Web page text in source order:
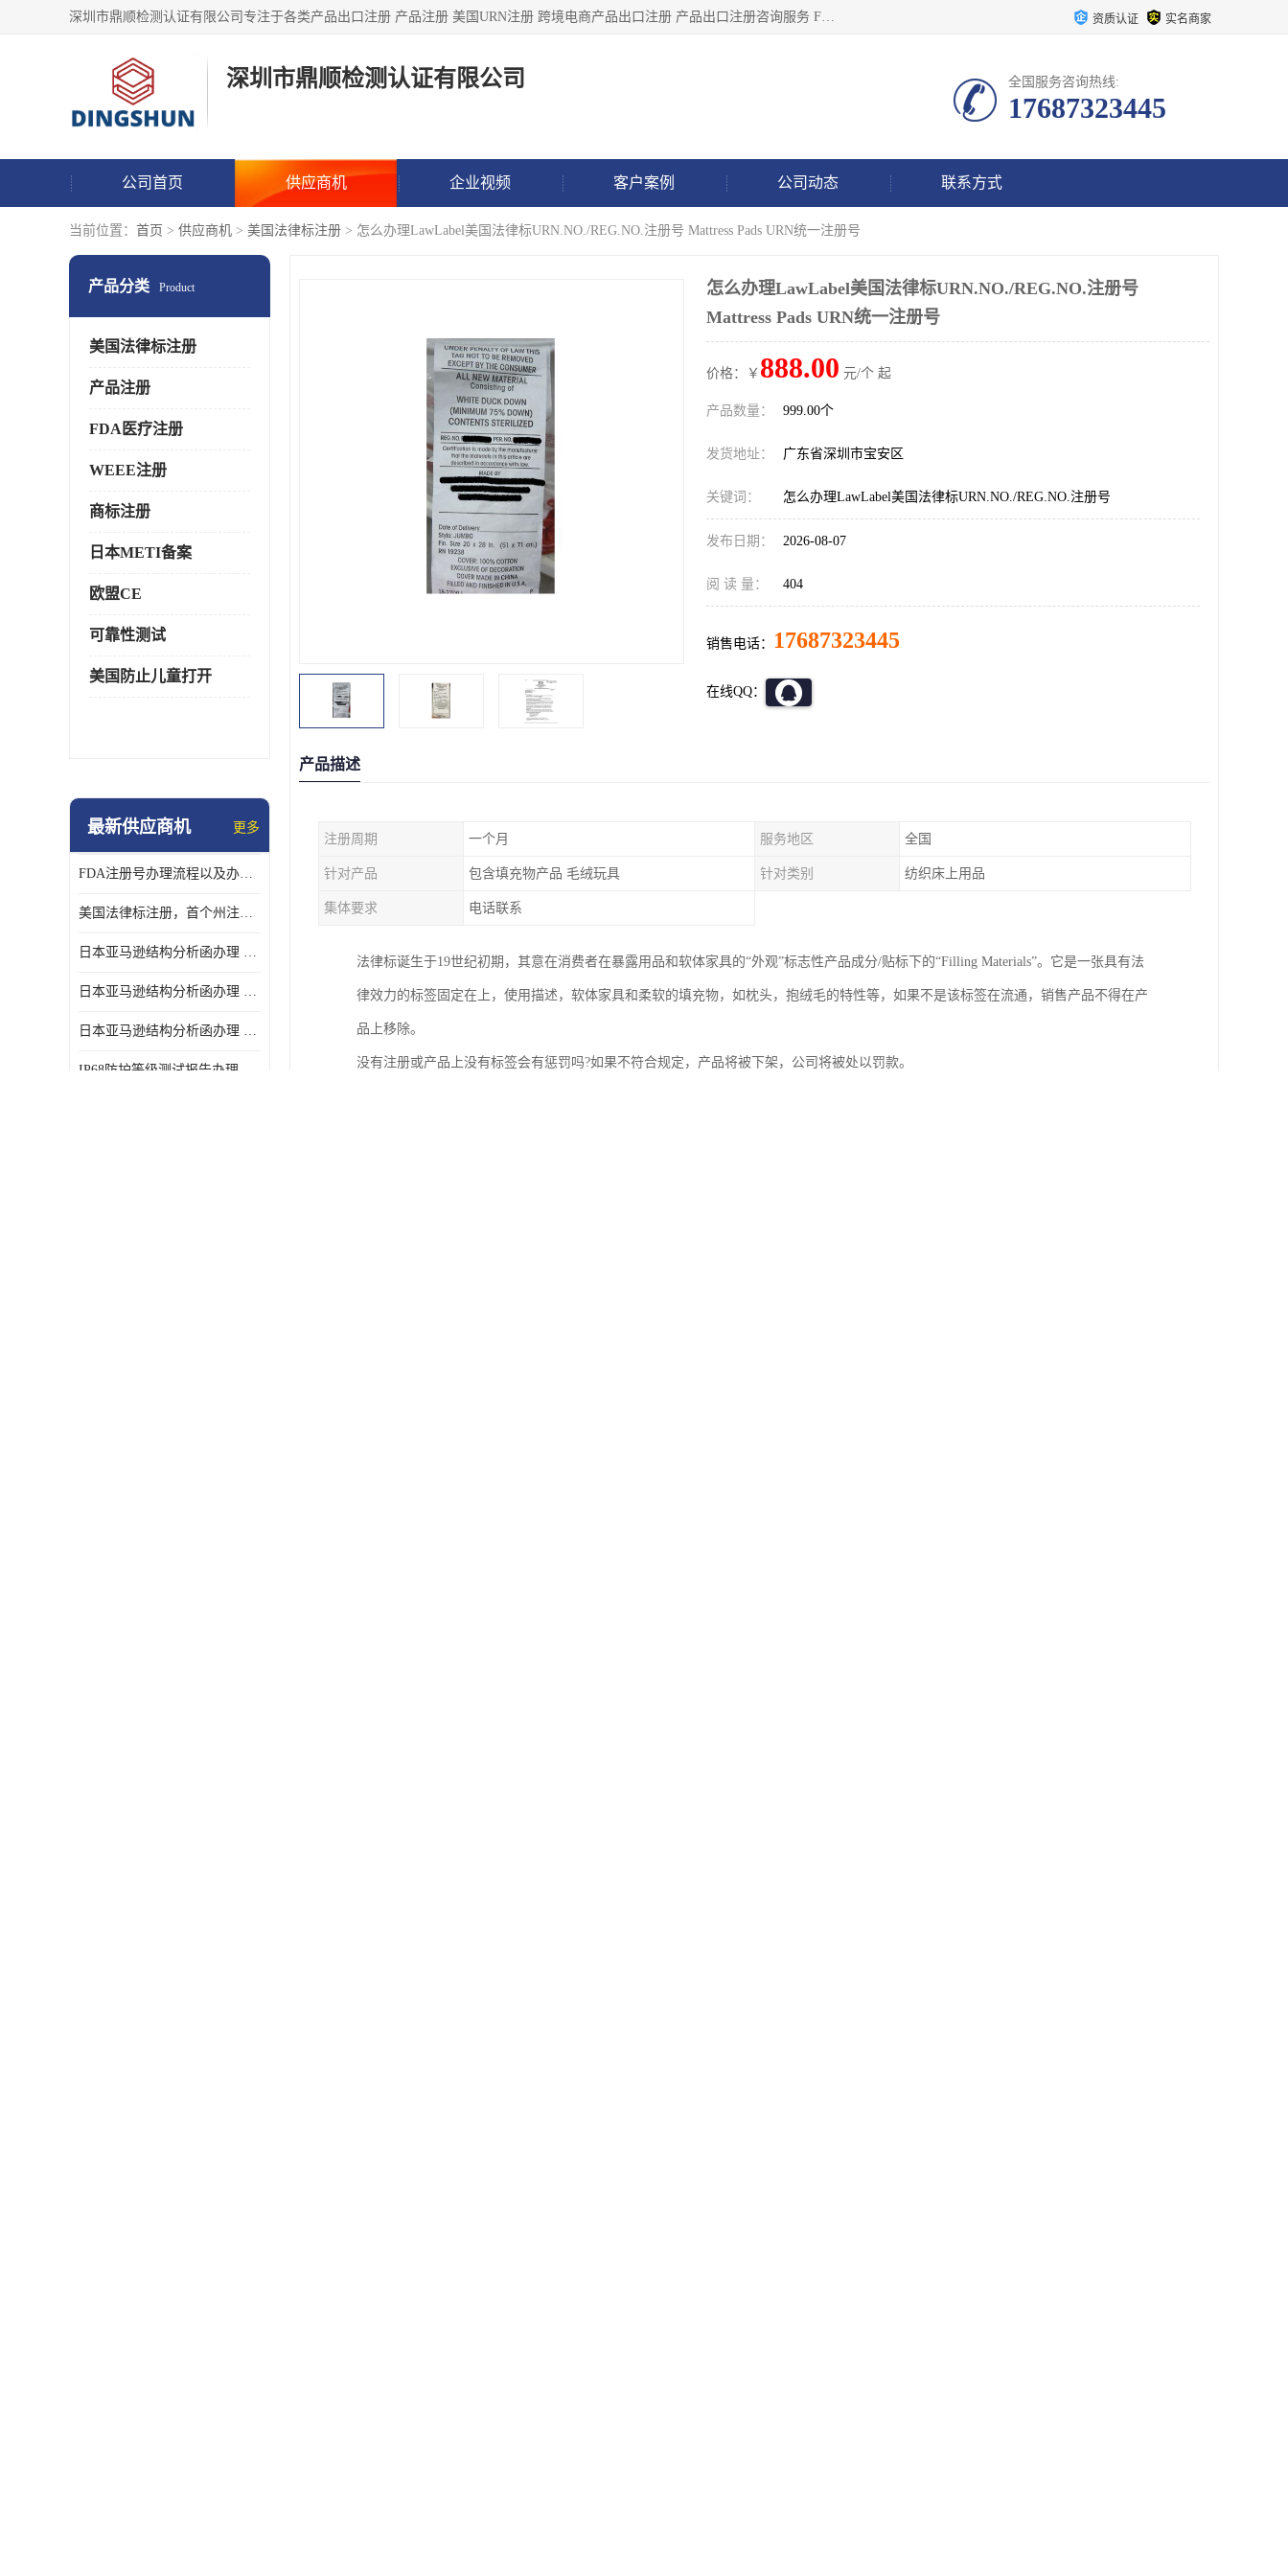
深圳市鼎顺检测认证有限公司专注于各类产品出口注册 产品注册 美国URN注册 跨境电商产品出口注册 产品出口注册咨询服务 FDA食品注册等我们是一家商务服务公司，为客户提供商标注册，本公司实力雄厚，能满足客户多种需求。 资质认证 实名商家
深圳市鼎顺检测认证有限公司 全国服务咨询热线:
17687323445
公司首页 供应商机 企业视频 客户案例 公司动态 联系方式
当前位置： 首页 > 供应商机 > 美国法律标注册 > 怎么办理LawLabel美国法律标URN.NO./REG.NO.注册号 Mattress Pads URN统一注册号
产品分类 Product
美国法律标注册
产品注册
FDA医疗注册
WEEE注册
商标注册
日本METI备案
欧盟CE
可靠性测试
美国防止儿童打开
最新供应商机 更多
FDA注册号办理流程以及办理周期是多久
美国法律标注册，首个州注册该如何选择
日本亚马逊结构分析函办理 日本亚马逊 电饭煲
日本亚马逊结构分析函办理 日本亚马逊 热水壶等；
日本亚马逊结构分析函办理 日本亚马逊 果汁搅拌机
怎么办理LawLabel美国法律标URN.NO./REG.NO.注册号
Mattress Pads URN统一注册号
价格：￥ 888.00 元/个 起
产品数量： 999.00个
发货地址： 广东省深圳市宝安区
关键词： 怎么办理LawLabel美国法律标URN.NO./REG.NO.注册号
发布日期： 2026-08-07
阅 读 量： 404
销售电话： 17687323445
在线QQ：
产品描述
注册周期 一个月 服务地区 全国
针对产品 包含填充物产品 毛绒玩具 针对类别 纺织床上用品
集体要求 电话联系
法律标诞生于19世纪初期，其意在消费者在暴露用品和软体家具的“外观”标志性产品成分/贴标下的“Filling Materials”。它是一张具有法
律效力的标签固定在上，使用描述，软体家具和柔软的填充物，如枕头，抱绒毛的特性等，如果不是该标签在流通，销售产品不得在产
品上移除。
没有注册或产品上没有标签会有惩罚吗?如果不符合规定，产品将被下架，公司将被处以罚款。